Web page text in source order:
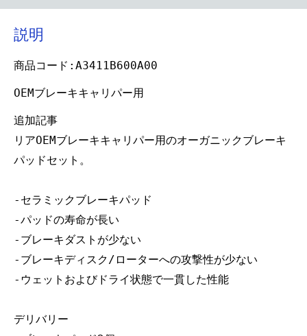
説明
商品コード:A3411B600A00
OEMブレーキキャリパー用
追加記事
リアOEMブレーキキャリパー用のオーガニックブレーキ
パッドセット。
-セラミックブレーキパッド
-パッドの寿命が長い
-ブレーキダストが少ない
-ブレーキディスク/ローターへの攻撃性が少ない
-ウェットおよびドライ状態で一貫した性能
デリバリー